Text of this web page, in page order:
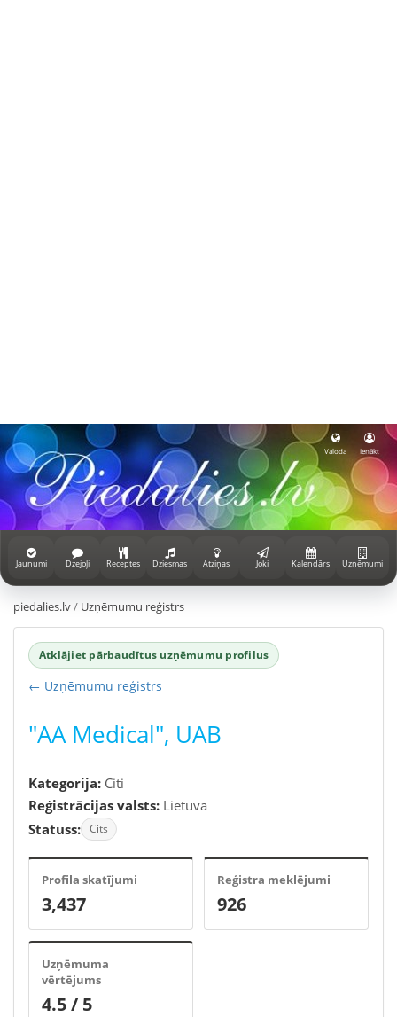
Valoda Ienākt
Jaunumi Dzejoļi Receptes Dziesmas Atziņas Joki Kalendārs Uzņēmumi
piedalies.lv/ Uzņēmumu reģistrs
Atklājiet pārbaudītus uzņēmumu profilus
← Uzņēmumu reģistrs
"AA Medical", UAB
Kategorija: Citi
Reģistrācijas valsts: Lietuva
Statuss: Cits
Profila skatījumi
3,437
Reģistra meklējumi
926
Uzņēmuma
vērtējums
4.5 / 5